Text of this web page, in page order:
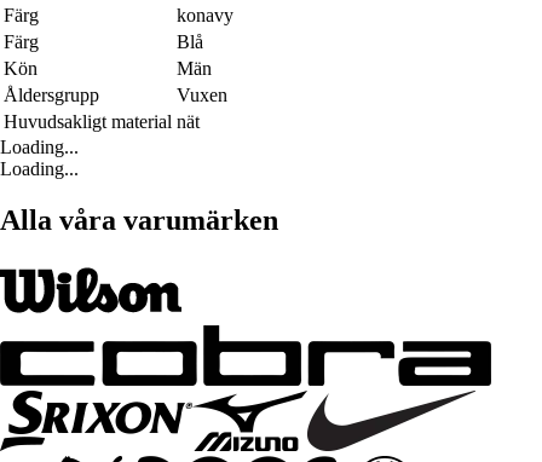
Färg
konavy
Färg
Blå
Kön
Män
Åldersgrupp
Vuxen
Huvudsakligt material nät
Loading...
Loading...
Alla våra varumärken